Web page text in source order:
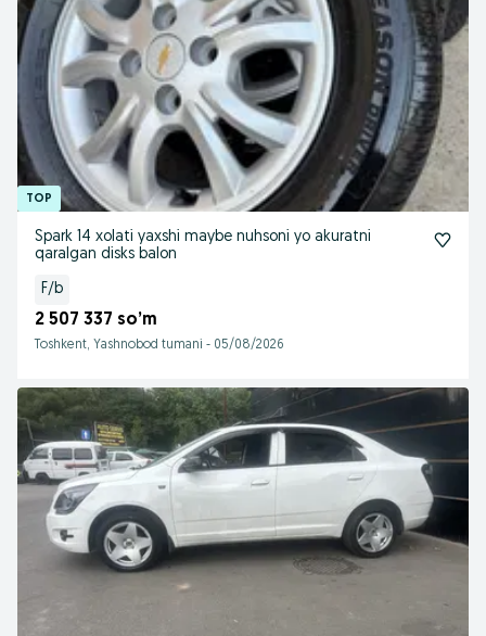
Spark 14 xolati yaxshi maybe nuhsoni yo akuratni
qaralgan disks balon
F/b
2 507 337 so’m
Toshkent, Yashnobod tumani - 05/08/2026